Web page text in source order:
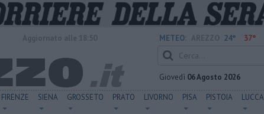
METEO: 24° 37°
Giovedì 06 Agosto 2026
FIRENZE SIENA GROSSETO PRATO LIVORNO PISA PISTOIA LUCCA